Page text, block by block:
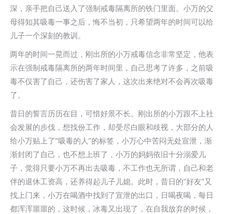
深，亲手把自己送入了强制戒毒隔离所的铁门里面。小万的父
母得知其吸毒一事之后，悔不当初，只希望两年的时间可以给
儿子一个深刻的教训。
两年的时间一晃而过，刚出所的小万戒毒信念非常坚定，他表
示在强制戒毒隔离所的两年时间里，自己思考了许多，之前吸
毒不仅害了自己，还伤害了家人，这次出来绝对不会再次吸毒
了。
昔日的誓言历历在目，可惜好景不长。刚出所的小万跟不上社
会发展的步伐，想找份工作，却受尽白眼和歧视，大部分的人
给小万贴上了“吸毒的人”的标签，小万心中苦闷无处宣泄，渐
渐封闭了自己，也不想上班了，小万的妈妈依旧十分溺爱儿
子，觉得只要小万不再出去吸毒，不工作也无所谓，自己和老
伴的退休工资高，还养得起儿子儿媳。此时，昔日的“好友”又
找上门来，小万在喝酒中找到了宣泄的出口，日喝夜喝，每日
都浑浑噩噩的，这时候，冰毒又出现了，在自我放弃的时候，